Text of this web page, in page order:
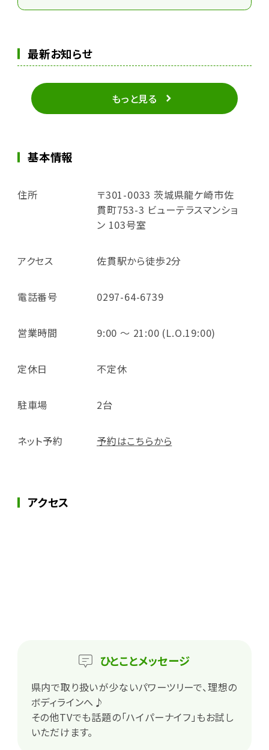
最新お知らせ
もっと見る
基本情報
住所
〒301-0033 茨城県龍ケ崎市佐
貫町753-3 ビューテラスマンショ
ン 103号室
アクセス 佐貫駅から徒歩2分
電話番号 0297-64-6739
営業時間 9:00 ～ 21:00 (L.O.19:00)
定休日 不定休
駐車場 2台
ネット予約 予約はこちらから
アクセス
ひとことメッセージ
県内で取り扱いが少ないパワーツリーで、理想の
ボディラインへ♪
その他TVでも話題の「ハイパーナイフ」もお試し
いただけます。